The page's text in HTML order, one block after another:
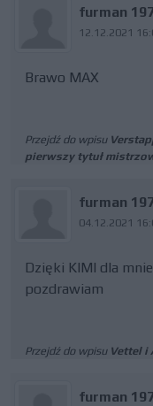
furman
12.12.2021
Brawo MAX
Przejdź do wpisu
pierwszy tytuł
furman
04.12.2021
Dzięki KIMI dla
pozdrawiam
Przejdź do wpisu Vettel i
furman